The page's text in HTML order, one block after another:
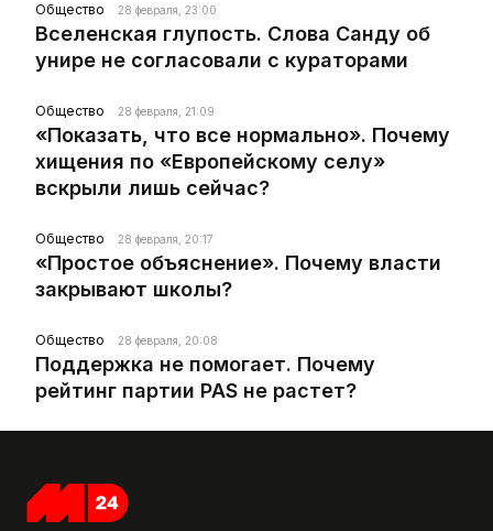
Общество 28 февраля, 23:00
Вселенская глупость. Слова Санду об
унире не согласовали с кураторами
Общество 28 февраля, 21:09
«Показать, что все нормально». Почему
хищения по «Европейскому селу»
вскрыли лишь сейчас?
Общество 28 февраля, 20:17
«Простое объяснение». Почему власти
закрывают школы?
Общество 28 февраля, 20:08
Поддержка не помогает. Почему
рейтинг партии PAS не растет?